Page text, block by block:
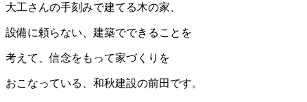
大工さんの手刻みで建てる木の家、
設備に頼らない、建築でできることを
考えて、信念をもって家づくりを
おこなっている、和秋建設の前田です。